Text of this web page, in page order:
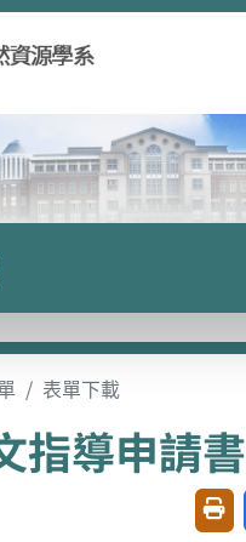
表單下載
指導申請書
友